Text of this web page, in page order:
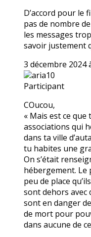
D’accord pour le
pas de nombre
les messages
savoir justement
3 décembre 2024
aria10
Participant
COucou,
« Mais est ce que
associations qui
dans ta ville
tu habites une
On s’était
hébergement. Le
peu de place
sont dehors avec
sont en danger
de mort pour
dans aucune de